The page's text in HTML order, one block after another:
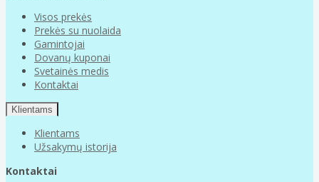
Visos prekės
Prekės su nuolaida
Gamintojai
Dovanų kuponai
Svetainės medis
Kontaktai
Klientams
Klientams
Užsakymų istorija
Kontaktai